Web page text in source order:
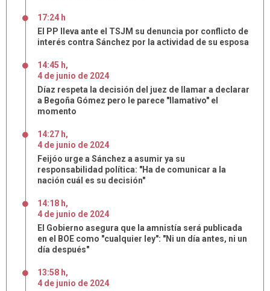
17:24 h
El PP lleva ante el TSJM su denuncia por conflicto de
interés contra Sánchez por la actividad de su esposa
14:45 h,
4 de junio de 2024
Díaz respeta la decisión del juez de llamar a declarar
a Begoña Gómez pero le parece "llamativo" el
momento
14:27 h,
4 de junio de 2024
Feijóo urge a Sánchez a asumir ya su
responsabilidad política: "Ha de comunicar a la
nación cuál es su decisión"
14:18 h,
4 de junio de 2024
El Gobierno asegura que la amnistía será publicada
en el BOE como "cualquier ley": "Ni un día antes, ni un
día después"
13:58 h,
4 de junio de 2024